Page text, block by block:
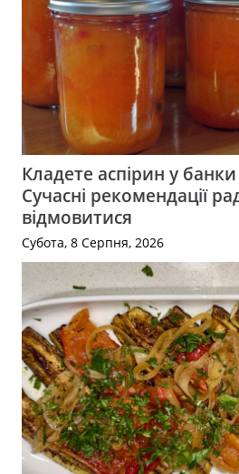
Кладете аспірин у
Сучасні рекомендації
відмовитися
Субота, 8 Серпня, 2026